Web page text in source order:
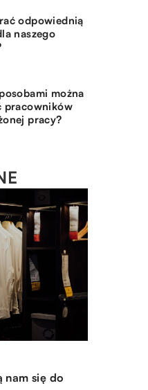
odpowiednią
naszego
można
pracowników
pracy?
aranżując
nam się do